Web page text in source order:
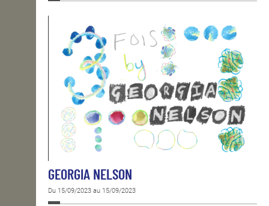
GEORGIA NELSON
Du 15/09/2023 au 15/09/2023